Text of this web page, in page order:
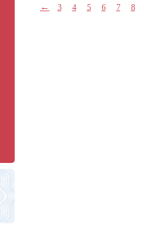
← 3 4 5 6 7 8